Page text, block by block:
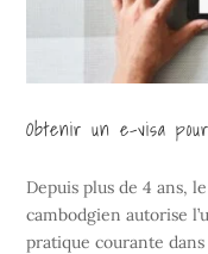
Obtenir un e-visa
Depuis plus de 4 ans,
cambodgien autorise
pratique courante